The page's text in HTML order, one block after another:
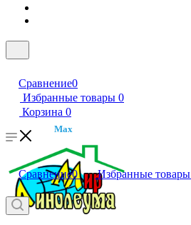
Сравнение0
Избранные товары 0
Корзина 0
Max
Сравнение0 Избранные товары